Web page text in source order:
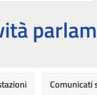
Comunicati